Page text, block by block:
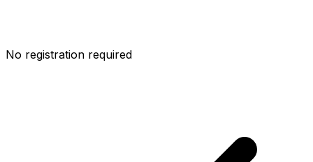
No registration required